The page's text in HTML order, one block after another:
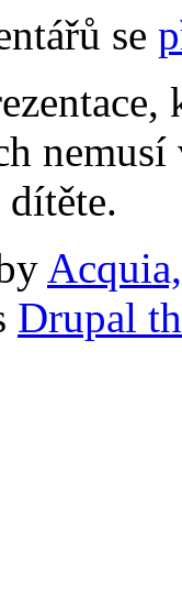
se
Drupal